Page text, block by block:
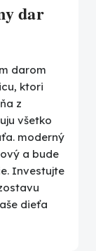
dar
darom
ktori
z
všetko
moderný
a bude
Investujte
dieťa